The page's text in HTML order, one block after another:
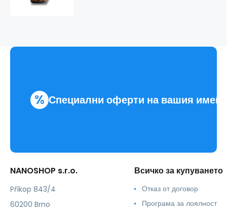
% Специални оферти на вашия
NANOSHOP s.r.o.
Příkop 843/4
60200 Brno
Всичко за купуването
Отказ от договор
Програма за лоялност